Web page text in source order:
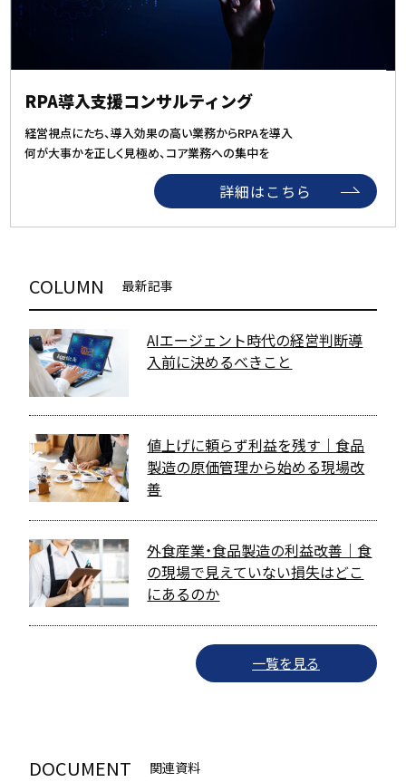
RPA導入支援コンサルティング
経営視点にたち、導入効果の高い業務からRPAを導入
何が大事かを正しく見極め、コア業務への集中を
詳細はこちら
COLUMN 最新記事
AIエージェント時代の経営判断――導
入前に決めるべきこと
値上げに頼らず利益を残す｜食品
製造の原価管理から始める現場改
善
外食産業・食品製造の利益改善｜食
の現場で見えていない損失はどこ
にあるのか
一覧を見る
DOCUMENT 関連資料